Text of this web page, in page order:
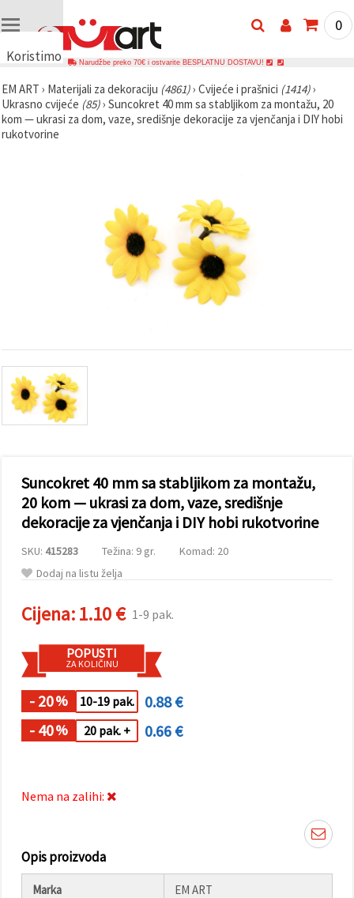
Koristimo
🍪
Koristimo
kolačiće i
slične
relevantniji
oglase,
uključujući
uz pomoć
naših
partnera za
pristati na
svih
kolačića
klikom na
sve!" Ili
naznačiti
svoje
Postavkama
određene
vrste
kolačića i
"Spremi".
Postavke
0
Narudžbe preko 70€ i ostvarite BESPLATNU DOSTAVU!
EM ART › Materijali za dekoraciju (4861)› Cvijeće i prašnici (1414)›
Ukrasno cvijeće (85)› Suncokret 40 mm sa stabljikom za montažu, 20
kom — ukrasi za dom, vaze, središnje dekoracije za vjenčanja i DIY hobi
rukotvorine
Suncokret 40 mm sa stabljikom za montažu,
20 kom — ukrasi za dom, vaze, središnje
dekoracije za vjenčanja i DIY hobi rukotvorine
SKU: 415283 Težina: 9 gr.
Komad: 20
Dodaj na listu želja
Cijena:1.10 € 1-9 pak.
POPUSTI
ZA KOLIČINU
- 20% 10-19 pak.
0.88 €
- 40% 20 pak. + 0.66 €
Nema na zalihi:
Opis proizvoda
Marka EM ART